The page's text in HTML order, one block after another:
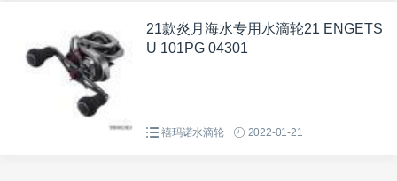
21款炎月海水专用水滴轮21 ENGETS
U 101PG 04301
禧玛诺水滴轮 2022-01-21